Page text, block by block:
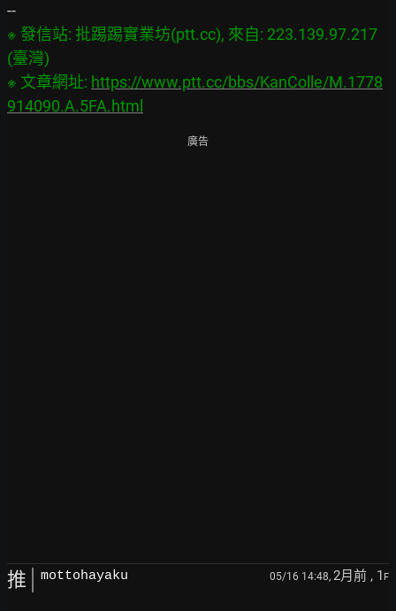
※ 發信站: 批踢踢實業坊(ptt.cc), 來自: 223.139.97.217
(臺灣)
※ 文章網址: https://www.ptt.cc/bbs/KanColle/M.1778
914090.A.5FA.html
廣告
推 mottohayaku 05/16 14:48, 2月前 , 1 F